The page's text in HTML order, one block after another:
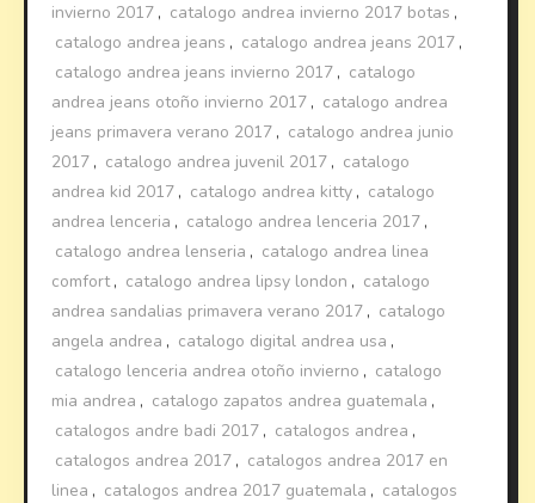
invierno 2017 , catalogo andrea invierno 2017 botas ,
catalogo andrea jeans , catalogo andrea jeans 2017 ,
catalogo andrea jeans invierno 2017 , catalogo
andrea jeans otoño invierno 2017 , catalogo andrea
jeans primavera verano 2017 , catalogo andrea junio
2017 , catalogo andrea juvenil 2017 , catalogo
andrea kid 2017 , catalogo andrea kitty , catalogo
andrea lenceria , catalogo andrea lenceria 2017 ,
catalogo andrea lenseria , catalogo andrea linea
comfort, catalogo andrea lipsy london , catalogo
andrea sandalias primavera verano 2017 , catalogo
angela andrea , catalogo digital andrea usa ,
catalogo lenceria andrea otoño invierno , catalogo
mia andrea , catalogo zapatos andrea guatemala ,
catalogos andre badi 2017 , catalogos andrea ,
catalogos andrea 2017 , catalogos andrea 2017 en
linea , catalogos andrea 2017 guatemala , catalogos